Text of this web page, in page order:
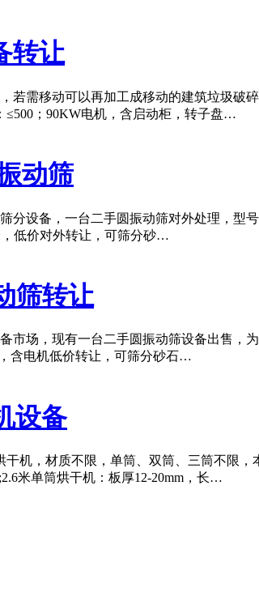
转让
需移动可以再加工成移动的建筑垃圾破
≤500；90KW电机，含启动柜，转子盘…
动筛
设备，一台二手圆振动筛对外处理，型
，低价对外转让，可筛分砂…
筛转让
市场，现有一台二手圆振动筛设备出售，
含电机低价转让，可筛分砂石…
设备
机，材质不限，单筒、双筒、三筒不限
米单筒烘干机：板厚12-20mm，长…